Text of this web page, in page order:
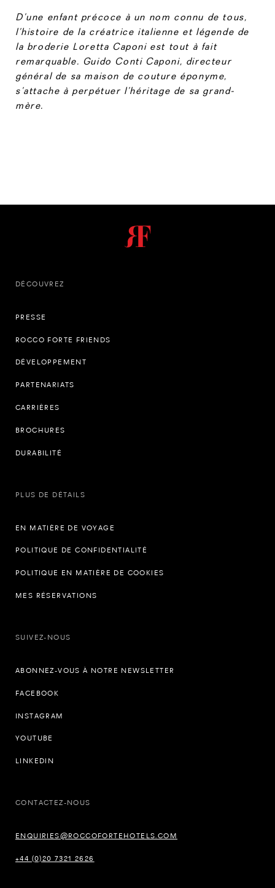
D’une enfant précoce à un nom connu de tous,
l’histoire de la créatrice italienne et légende de
la broderie Loretta Caponi est tout à fait
remarquable. Guido Conti Caponi, directeur
général de sa maison de couture éponyme,
s’attache à perpétuer l’héritage de sa grand-
mère.
DÉCOUVREZ
PRESSE
ROCCO FORTE FRIENDS
DÉVELOPPEMENT
PARTENARIATS
CARRIÈRES
BROCHURES
DURABILITÉ
PLUS DE DÉTAILS
EN MATIÈRE DE VOYAGE
POLITIQUE DE CONFIDENTIALITÉ
POLITIQUE EN MATIÈRE DE COOKIES
MES RÉSERVATIONS
SUIVEZ-NOUS
ABONNEZ-VOUS À NOTRE NEWSLETTER
FACEBOOK
INSTAGRAM
YOUTUBE
LINKEDIN
CONTACTEZ-NOUS
ENQUIRIES@ROCCOFORTEHOTELS.COM
+44 (0)20 7321 2626